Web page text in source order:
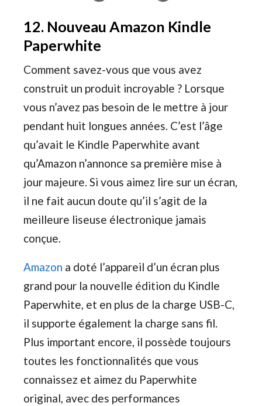
12. Nouveau Amazon Kindle
Paperwhite
Comment savez-vous que vous avez
construit un produit incroyable ? Lorsque
vous n’avez pas besoin de le mettre à jour
pendant huit longues années. C’est l’âge
qu’avait le Kindle Paperwhite avant
qu’Amazon n’annonce sa première mise à
jour majeure. Si vous aimez lire sur un écran,
il ne fait aucun doute qu’il s’agit de la
meilleure liseuse électronique jamais
conçue.
Amazon a doté l’appareil d’un écran plus
grand pour la nouvelle édition du Kindle
Paperwhite, et en plus de la charge USB-C,
il supporte également la charge sans fil.
Plus important encore, il possède toujours
toutes les fonctionnalités que vous
connaissez et aimez du Paperwhite
original, avec des performances